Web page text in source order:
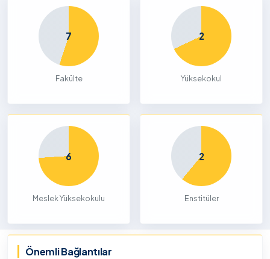
7
Fakülte
2
Yüksekokul
6
Meslek Yüksekokulu
2
Enstitüler
Önemli Bağlantılar